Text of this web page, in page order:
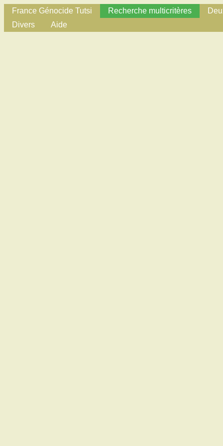
France Génocide Tutsi Recherche multicritères
Divers
Aide